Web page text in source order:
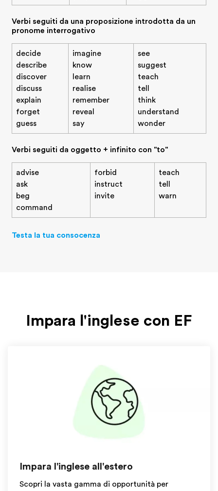
Verbi seguiti da una proposizione introdotta da un
pronome interrogativo
decide
describe
discover
discuss
explain
forget
guess
imagine
know
learn
realise
remember
reveal
say
see
suggest
teach
tell
think
understand
wonder
Verbi seguiti da oggetto + infinito con "to"
advise
ask
beg
command
forbid
instruct
invite
teach
tell
warn
Testa la tua consocenza
Impara l'inglese con EF
Impara l'inglese all'estero
Scopri la vasta gamma di opportunità per